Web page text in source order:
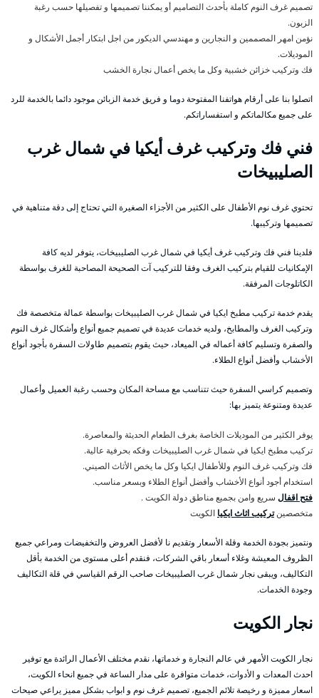
تصميم غرف النوم كاملة بأحدث التصاميم أو يمكننا تصميمها و تفصيلها حسب رغبة
الزبون.
نؤمن امهر المصممين و النجارين و مهندسي الديكور من اجل ابتكار أجمل الأشكال و
الموديلات.
فك وتركيب خزائن خشبية وكل ما يخص أعمال نجارة الخشب
اتصلوا بنا على أرقام هواتفنا المفتوحة دوما و فريق خدمة الزبائن موجود دائما بالخدمة للرد
على جميع مكالماتكم و استفساراتكم.
فني فك وتركيب غرف أيكيا في شمال غرب
الصليبيخات
تحتوي غرف نوم الأطفال على الكثير من الأجزاء الصغيرة التي تحتاج إلى دقة متناهية في
تصميمها وتركيبها.
فلدينا فني فك وتركيب غرف أيكيا في شمال غرب الصليبيخات، يتوفر لديه كافة
الإمكانيات للقيام بتركيب الغرف وفقا للتركيب آت الصحيحة المصاحبة للغرف بواسطة
الكاتلوجات المرفقة.
يقدم خدمة تركيب مطبخ ايكيا في شمال غرب الصليبيخات بواسطة عمالة متخصصة فك
وتركيب الغرف والمطابخ، ولديه خدمات عديدة في تصميم جميع أنواع وأشكال غرف النوم
والصفرة وتسليم كافة أعماله في الميعاد، حيث يقوم بتصميم طاولات السفرة بأجود أنواع
الأخشاب وأفضل أنواع الطلاء.
وتصميم كراسي السفرة حيث تتناسب مع مساحة المكان وحسب رغبة العميل وأعمال
عديدة ومتنوعة يتميز بها:
يوفر الكثير من الموديلات الخاصة بغرف الطعام الحديثة والمعاصرة.
تركيب مطبخ ايكيا في شمال غرب الصليبيخات وفكه بحرفية عالية.
فك وتركيب غرف النوم وللأطفال ايكيا وكل ما يخص الأثاث الصيني.
استخدام أجود أنواع الأخشاب وأفضل أنواع الطلاء وبسعر مناسب.
فتح اقفال سريع وامن بجميع مناطق دولة الكويت .
متخصصينتركيب اثاث ايكيا الكويت
ونتميز بجودة الخدمة وقلة الأسعار وتقديم نا لأفضل العروض والتخفيضات ومراعي جميع
الظروف المعيشة وغلاء أسعار باقي الشركات، فنقدم أعلى مستوى من الخدمة بأقل
التكاليف، ويبقى نجار شمال غرب الصليبيخات صاحب الرقم القياسي في قلة التكاليف
وجودة الخدمات.
نجار الكويت
نجار الكويت الأمهر في عالم النجارة و خدماتها، نقدم مختلف الأعمال الرائدة مع توفير
احدث المعدات و الأدوات، خدمات متوافرة على مدار الساعة في جميع انحاء الكويت،
اسعار مميزة و رخيصة تلائم الجميع، تصميم غرف نوم و ابواب بشكل مميز يراعي صيحات